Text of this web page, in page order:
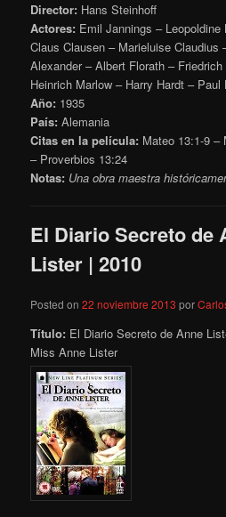
Director: Hans Steinhoff
Actores: Emil Jannings –
Claus Clausen – Marieluise Claudius
Alexander – Albert Florath –
Heinrich Marlow – Harry Hardt – Paul
Año: 1935
País: Alemania
Citas en la película: Mateo 13:1-9 –
– Proverbios 13:24
Notas: Una obra maestra
El Diario Secreto de
Lister | 2010
Posted on22 noviembre 2013 por
Título: El Diario Secreto de Anne
Miss Anne Lister